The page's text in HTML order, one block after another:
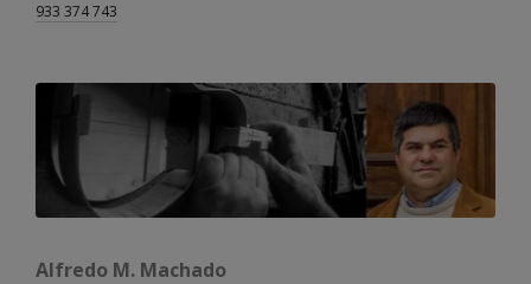
933 374 743
Alfredo M. Machado